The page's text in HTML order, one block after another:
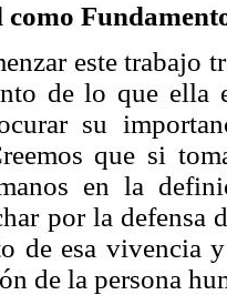
este trabajo
de lo que ella
su
que si
en la
por la defensa
de esa vivencia
de la persona